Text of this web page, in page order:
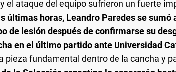
el ataque del equipo sufrieron un fuerte
últimas horas, Leandro Paredes se sumó
de lesión después de confirmarse su
en el último partido ante Universidad
pieza fundamental dentro de la cancha y